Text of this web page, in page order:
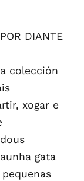
DIANTE
colección
xogar e
gata